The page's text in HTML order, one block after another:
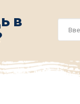
в
*